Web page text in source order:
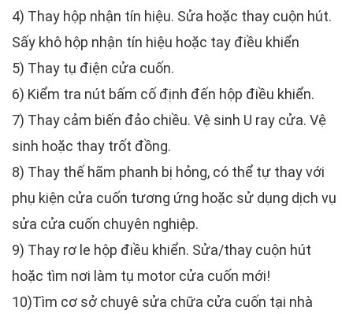
4) Thay hộp nhận tín hiệu. Sửa hoặc thay cuộn hút.
Sấy khô hộp nhận tín hiệu hoặc tay điều khiển
5) Thay tụ điện cửa cuốn.
6) Kiểm tra nút bấm cố định đến hộp điều khiển.
7) Thay cảm biến đảo chiều. Vệ sinh U ray cửa. Vệ
sinh hoặc thay trốt đồng.
8) Thay thế hãm phanh bị hỏng, có thể tự thay với
phụ kiện cửa cuốn tương ứng hoặc sử dụng dịch vụ
sửa cửa cuốn chuyên nghiệp.
9) Thay rơ le hộp điều khiển. Sửa/thay cuộn hút
hoặc tìm nơi làm tụ motor cửa cuốn mới!
10)Tìm cơ sở chuyê sửa chữa cửa cuốn tại nhà